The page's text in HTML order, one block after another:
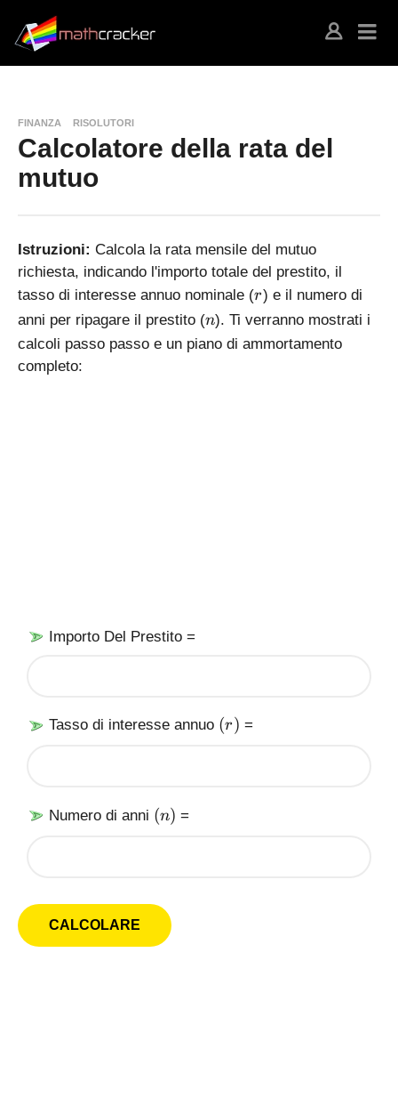
FINANZA RISOLUTORI
Calcolatore della rata del
mutuo
Istruzioni: Calcola la rata mensile del mutuo
richiesta, indicando l'importo totale del prestito, il
tasso di interesse annuo nominale (r
r) e il numero di
anni per ripagare il prestito (n
n). Ti verranno mostrati i
calcoli passo passo e un piano di ammortamento
completo:
Importo Del Prestito =
Tasso di interesse annuo (
(r) =
Numero di anni (
(n) =